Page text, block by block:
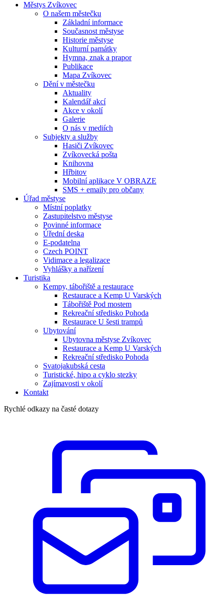
Městys Zvíkovec
O našem městečku
Základní informace
Současnost městyse
Historie městyse
Kulturní památky
Hymna, znak a prapor
Publikace
Mapa Zvíkovec
Dění v městečku
Aktuality
Kalendář akcí
Akce v okolí
Galerie
O nás v mediích
Subjekty a služby
Hasiči Zvíkovec
Zvíkovecká pošta
Knihovna
Hřbitov
Mobilní aplikace V OBRAZE
SMS + emaily pro občany
Úřad městyse
Místní poplatky
Zastupitelstvo městyse
Povinné informace
Úřední deska
E-podatelna
Czech POINT
Vidimace a legalizace
Vyhlášky a nařízení
Turistika
Kempy, tábořiště a restaurace
Restaurace a Kemp U Varských
Tábořiště Pod mostem
Rekreační středisko Pohoda
Restaurace U šesti trampů
Ubytování
Ubytovna městyse Zvíkovec
Restaurace a Kemp U Varských
Rekreační středisko Pohoda
Svatojakubská cesta
Turistické, hipo a cyklo stezky
Zajímavosti v okolí
Kontakt
Rychlé odkazy na časté dotazy